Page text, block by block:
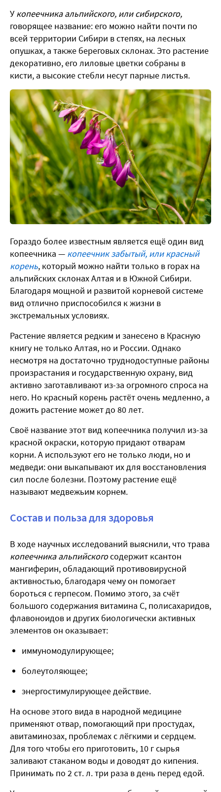
У копеечника альпийского, или сибирского,
говорящее название: его можно найти почти по
всей территории Сибири в степях, на лесных
опушках, а также береговых склонах. Это растение
декоративно, его лиловые цветки собраны в
кисти, а высокие стебли несут парные листья.
Гораздо более известным является ещё один вид
копеечника — копеечник забытый, или красный
корень, который можно найти только в горах на
альпийских склонах Алтая и в Южной Сибири.
Благодаря мощной и развитой корневой системе
вид отлично приспособился к жизни в
экстремальных условиях.
Растение является редким и занесено в Красную
книгу не только Алтая, но и России. Однако
несмотря на достаточно труднодоступные районы
произрастания и государственную охрану, вид
активно заготавливают из-за огромного спроса на
него. Но красный корень растёт очень медленно, а
дожить растение может до 80 лет.
Своё название этот вид копеечника получил из-за
красной окраски, которую придают отварам
корни. А используют его не только люди, но и
медведи: они выкапывают их для восстановления
сил после болезни. Поэтому растение ещё
называют медвежьим корнем.
Состав и польза для здоровья
В ходе научных исследований выяснили, что трава
копеечника альпийскогосодержит ксантон
мангиферин, обладающий противовирусной
активностью, благодаря чему он помогает
бороться с герпесом. Помимо этого, за счёт
большого содержания витамина С, полисахаридов,
флавоноидов и других биологически активных
элементов он оказывает:
иммуномодулирующее;
болеутоляющее;
энергостимулирующее действие.
На основе этого вида в народной медицине
применяют отвар, помогающий при простудах,
авитаминозах, проблемах с лёгкими и сердцем.
Для того чтобы его приготовить, 10 г сырья
заливают стаканом воды и доводят до кипения.
Принимать по 2 ст. л. три раза в день перед едой.